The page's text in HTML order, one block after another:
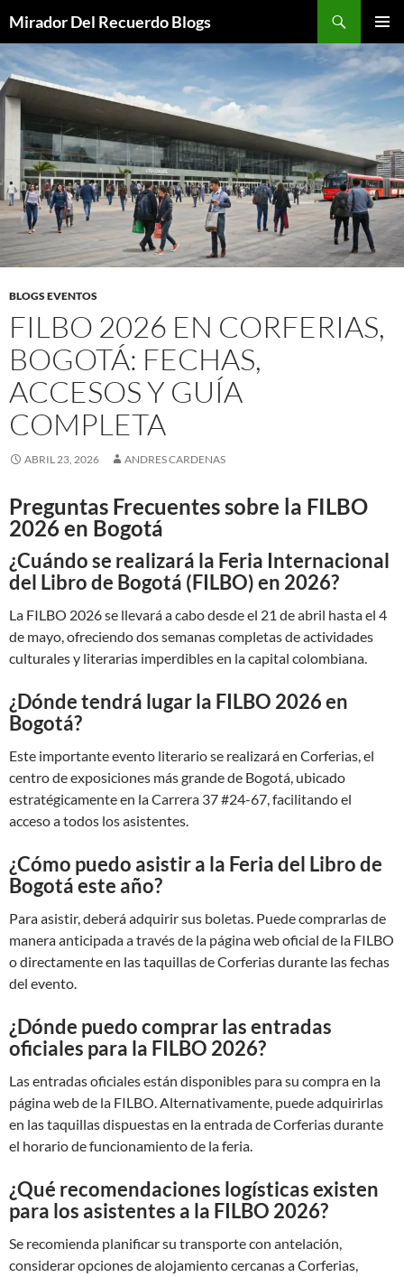
contenido
Mirador Del Recuerdo Blogs
MENÚ
BLOGS EVENTOS
FILBO 2026 EN CORFERIAS,
BOGOTÁ: FECHAS,
ACCESOS Y GUÍA
COMPLETA
ABRIL 23, 2026 ANDRES CARDENAS
Preguntas Frecuentes sobre la FILBO
2026 en Bogotá
¿Cuándo se realizará la Feria Internacional
del Libro de Bogotá (FILBO) en 2026?
La FILBO 2026 se llevará a cabo desde el 21 de abril hasta el 4
de mayo, ofreciendo dos semanas completas de actividades
culturales y literarias imperdibles en la capital colombiana.
¿Dónde tendrá lugar la FILBO 2026 en
Bogotá?
Este importante evento literario se realizará en Corferias, el
centro de exposiciones más grande de Bogotá, ubicado
estratégicamente en la Carrera 37 #24-67, facilitando el
acceso a todos los asistentes.
¿Cómo puedo asistir a la Feria del Libro de
Bogotá este año?
Para asistir, deberá adquirir sus boletas. Puede comprarlas de
manera anticipada a través de la página web oficial de la FILBO
o directamente en las taquillas de Corferias durante las fechas
del evento.
¿Dónde puedo comprar las entradas
oficiales para la FILBO 2026?
Las entradas oficiales están disponibles para su compra en la
página web de la FILBO. Alternativamente, puede adquirirlas
en las taquillas dispuestas en la entrada de Corferias durante
el horario de funcionamiento de la feria.
¿Qué recomendaciones logísticas existen
para los asistentes a la FILBO 2026?
Se recomienda planificar su transporte con antelación,
considerar opciones de alojamiento cercanas a Corferias,